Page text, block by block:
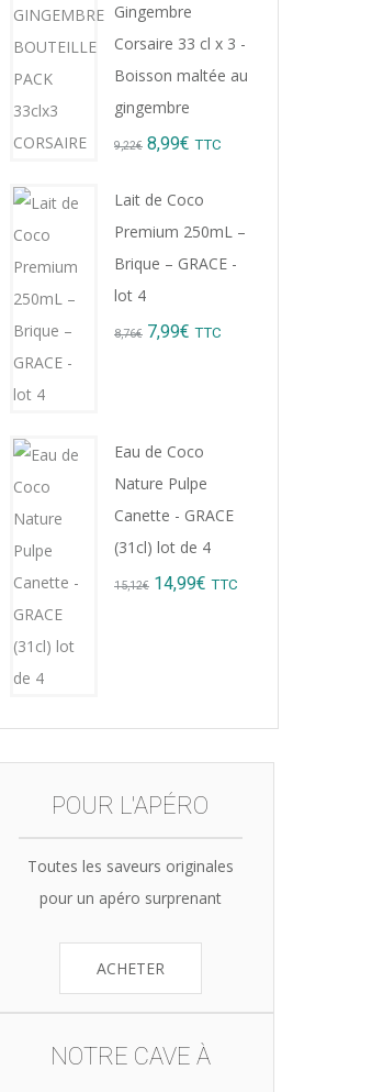
Gingembre
Corsaire 33 cl x 3 -
Boisson maltée au
gingembre
9,22€ Original
8,99€ Current
TTC
Lait de Coco
Premium 250mL –
Brique – GRACE -
lot 4
8,76€ Original
7,99€ Current
TTC
Eau de Coco
Nature Pulpe
Canette - GRACE
(31cl) lot de 4
15,12€ Original
14,99€ Current
TTC
POUR L'APÉRO
Toutes les saveurs originales
pour un apéro surprenant
ACHETER
NOTRE CAVE À